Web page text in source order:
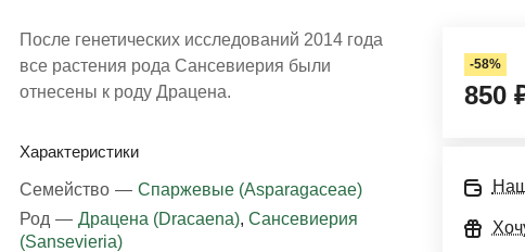
После генетических исследований 2014 года
все растения рода Сансевиерия были
отнесены к роду Драцена.
Характеристики
Семейство — Спаржевые (Asparagaceae)
Род — Драцена (Dracaena), Сансевиерия
(Sansevieria)
-58%
850